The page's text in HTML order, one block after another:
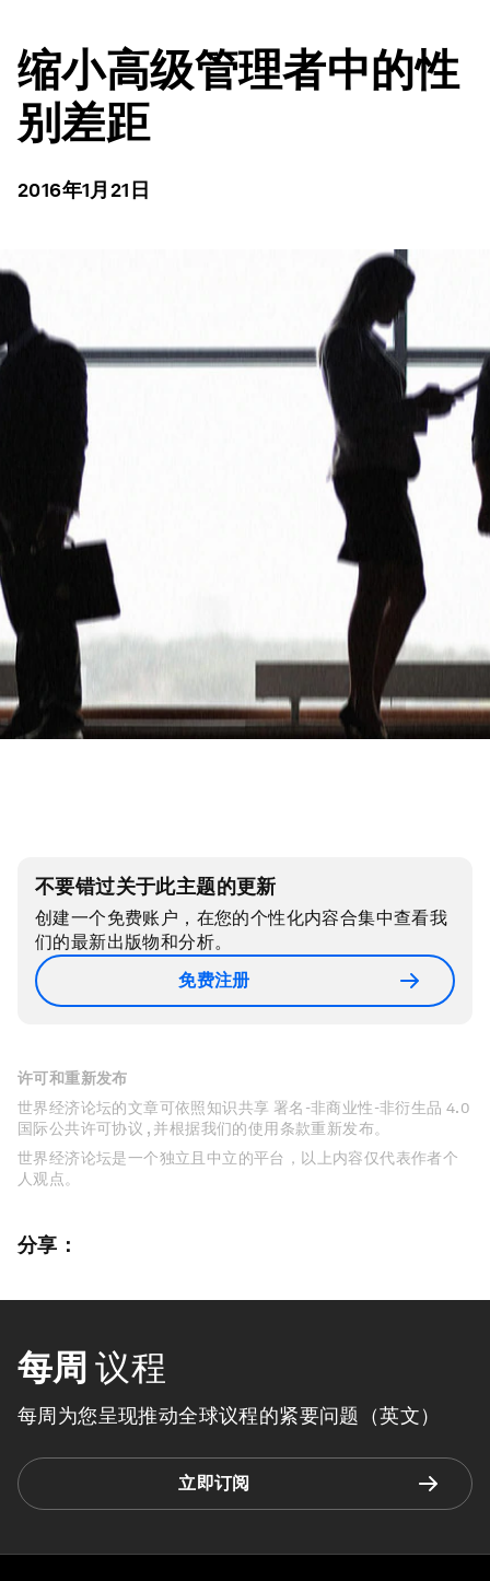
缩小高级管理者中的性
别差距
2016年1月21日
不要错过关于此主题的更新
创建一个免费账户，在您的个性化内容合集中查看我
们的最新出版物和分析。
免费注册
许可和重新发布
世界经济论坛的文章可依照知识共享 署名-非商业性-非衍生品 4.0
国际公共许可协议 , 并根据我们的使用条款重新发布。
世界经济论坛是一个独立且中立的平台，以上内容仅代表作者个
人观点。
分享：
每周 议程
每周为您呈现推动全球议程的紧要问题（英文）
立即订阅